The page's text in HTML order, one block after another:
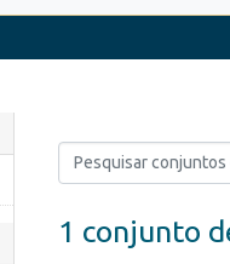
1 conjunto